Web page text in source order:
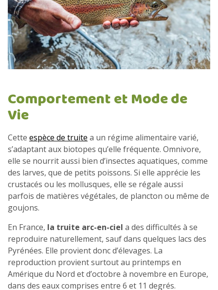
Comportement et Mode de
Vie
Cette espèce de truite a un régime alimentaire varié,
s’adaptant aux biotopes qu’elle fréquente. Omnivore,
elle se nourrit aussi bien d’insectes aquatiques, comme
des larves, que de petits poissons. Si elle apprécie les
crustacés ou les mollusques, elle se régale aussi
parfois de matières végétales, de plancton ou même de
goujons.
En France, la truite arc-en-ciel a des difficultés à se
reproduire naturellement, sauf dans quelques lacs des
Pyrénées. Elle provient donc d’élevages. La
reproduction provient surtout au printemps en
Amérique du Nord et d’octobre à novembre en Europe,
dans des eaux comprises entre 6 et 11 degrés.